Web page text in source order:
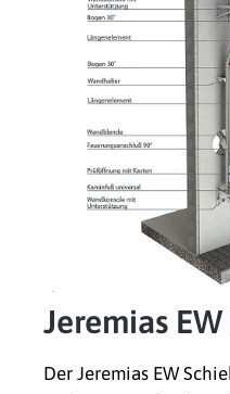
Jeremias
Der Jeremias EW